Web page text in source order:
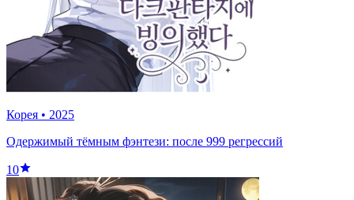
Корея • 2025
Одержимый тёмным фэнтези: после 999 регрессий
10